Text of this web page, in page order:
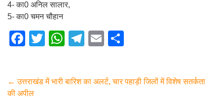
4- का0 अनिल सालार,
5- का0 चमन चौहान
F
e
T
er
W
s
T
gr
E
e
← उत्तराखंड में भारी बारिश का अलर्ट, चार पहाड़ी जिलों में विशेष सतर्कता
की अपील